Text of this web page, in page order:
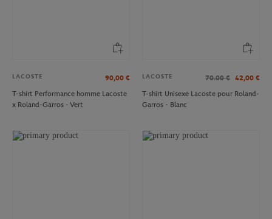
LACOSTE 90,00 €
T-shirt Performance homme Lacoste
x Roland-Garros - Vert
LACOSTE 70.00 € 42,00 €
T-shirt Unisexe Lacoste pour Roland-
Garros - Blanc